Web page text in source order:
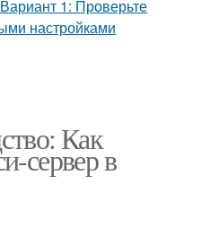
Как
сервер в